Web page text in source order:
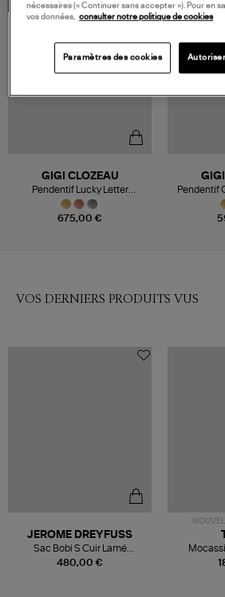
PERSONNALISABLE
675,00 €
GIGI CLOZEAU
Pendentif Lucky Letter
Diamants Or
MADE IN
Pendentif
VOS DERNIERS PRODUITS VUS
480,00 €
JEROME DREYFUSS
Sac Bobi S Cuir Lamé
Champagne
nécessaires (« Continuer sans accepter »). Pour en
vos données, consulter notre politique de cookies
Paramètres des cookies